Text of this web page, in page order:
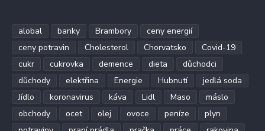
alobal banky Brambory
ceny energií
ceny potravin
Cholesterol Chorvatsko
Covid-19
cukr
cukrovka demence dieta
důchodci
důchody
elektřina Energie Hubnutí
jedlá soda
Jídlo
koronavirus káva Lidl Maso
máslo
obchody
ocet olej ovoce peníze
plyn